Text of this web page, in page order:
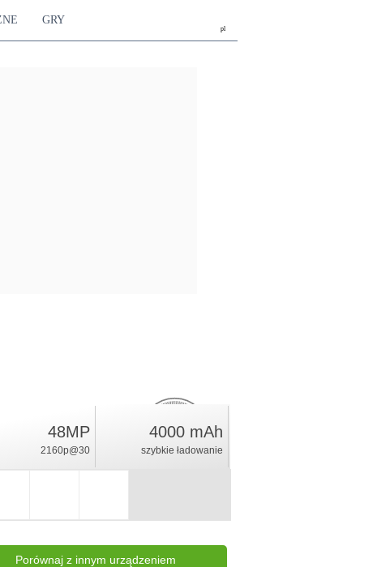
pl
GRY
6.5%
ocena
48MP
2160p@30
4000 mAh
szybkie ładowanie
Porównaj z innym urządzeniem